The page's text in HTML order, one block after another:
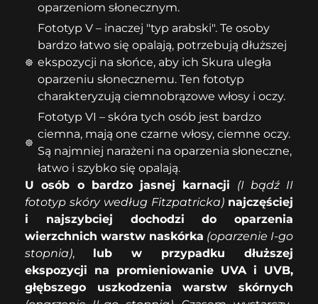
oparzeniom słonecznym.
Fototyp V – inaczej "typ arabski". Te osoby
bardzo łatwo się opalają, potrzebują dłuższej
ekspozycji na słońce, aby ich Skura uległa
oparzeniu słonecznemu. Ten fototyp
charakteryzują ciemnobrązowe włosy i oczy.
Fototyp VI – skóra tych osób jest bardzo
ciemna, mają one czarne włosy, ciemne oczy.
Są najmniej narażeni na oparzenia słoneczne,
łatwo i szybko się opalają.
U osób o bardzo jasnej karnacji
(I bądź II
fototyp skóry według Fitzpatricka) najczęściej
i najszybciej dochodzi do oparzenia
wierzchnich warstw naskórka (oparzenie I-go
stopnia), lub w przypadku dłuższej
ekspozycji na promieniowanie UVA i UVB,
głębszego uszkodzenia warstw skórnych